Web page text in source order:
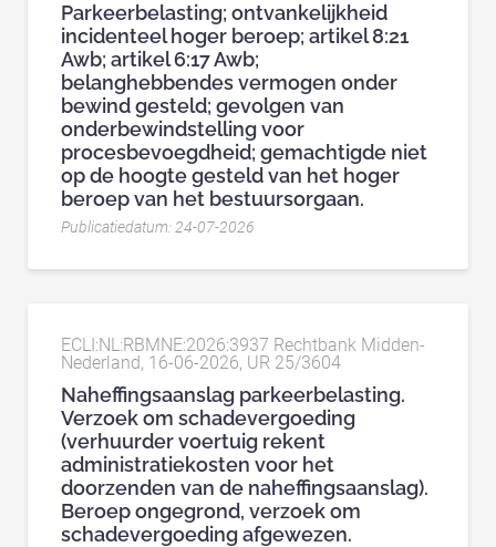
Parkeerbelasting; ontvankelijkheid
incidenteel hoger beroep; artikel 8:21
Awb; artikel 6:17 Awb;
belanghebbendes vermogen onder
bewind gesteld; gevolgen van
onderbewindstelling voor
procesbevoegdheid; gemachtigde niet
op de hoogte gesteld van het hoger
beroep van het bestuursorgaan.
Publicatiedatum: 24-07-2026
ECLI:NL:RBMNE:2026:3937 Rechtbank Midden-
Nederland, 16-06-2026, UR 25/3604
Naheffingsaanslag parkeerbelasting.
Verzoek om schadevergoeding
(verhuurder voertuig rekent
administratiekosten voor het
doorzenden van de naheffingsaanslag).
Beroep ongegrond, verzoek om
schadevergoeding afgewezen.